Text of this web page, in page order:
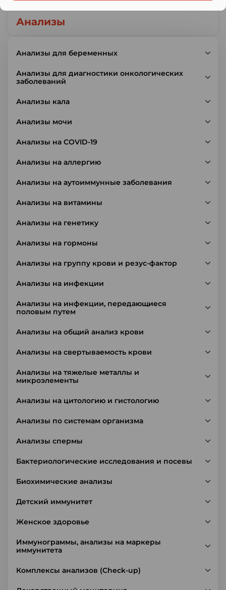
Анализы
Анализы для беременных
Анализы для диагностики онкологических
заболеваний
Анализы кала
Анализы мочи
Анализы на COVID-19
Анализы на аллергию
Анализы на аутоиммунные заболевания
Анализы на витамины
Анализы на генетику
Анализы на гормоны
Анализы на группу крови и резус-фактор
Анализы на инфекции
Анализы на инфекции, передающиеся
половым путем
Анализы на общий анализ крови
Анализы на свертываемость крови
Анализы на тяжелые металлы и
микроэлементы
Анализы на цитологию и гистологию
Анализы по системам организма
Анализы спермы
Бактериологические исследования и посевы
Биохимические анализы
Детский иммунитет
Женское здоровье
Иммунограммы, анализы на маркеры
иммунитета
Комплексы анализов (Check-up)